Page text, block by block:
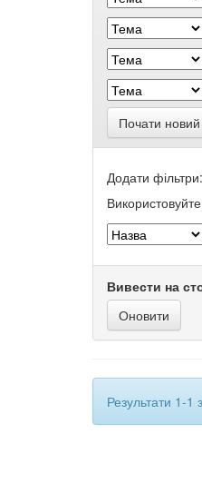
Почати
Додати фільтри:
Вивести на
Результати 1-1